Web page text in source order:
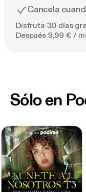
Cancela
Disfruta 30 días
Después 9,99 € /
Sólo en